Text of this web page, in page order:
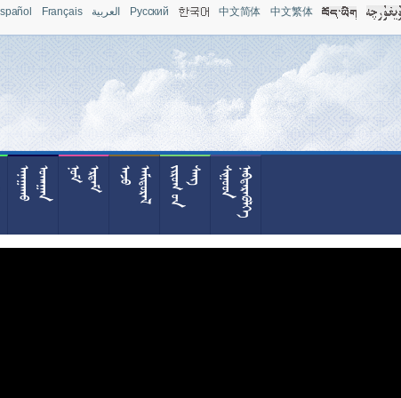
Français العربية Pусский 中文简体 中文繁体











  





  








  







 














